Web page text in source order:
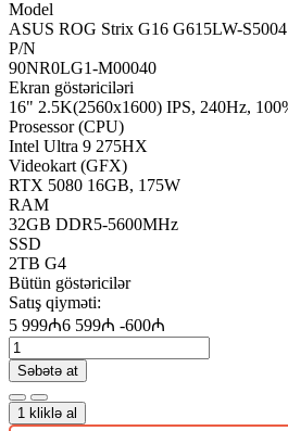
Model
ASUS ROG Strix G16 G615LW-S5004
P/N
90NR0LG1-M00040
Ekran göstəriciləri
16" 2.5K(2560x1600) IPS, 240Hz,
Prosessor (CPU)
Intel Ultra 9 275HX
Videokart (GFX)
RTX 5080 16GB, 175W
RAM
32GB DDR5-5600MHz
SSD
2TB G4
Bütün göstəricilər
Satış qiyməti:
5 999₼6 599₼ -600₼
Səbətə at
1 kliklə al